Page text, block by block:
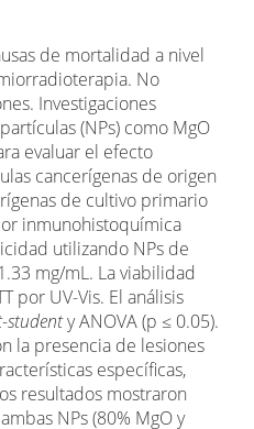
de mortalidad a nivel
No
Investigaciones
(NPs) como MgO
evaluar el efecto
cancerígenas de origen
de cultivo primario
inmunohistoquímica
utilizando NPs de
mg/mL. La viabilidad
por UV-Vis. El análisis
studenty ANOVA (p ≤ 0.05).
la presencia de lesiones
específicas,
resultados mostraron
NPs (80% MgO y